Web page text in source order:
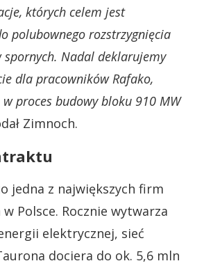
których celem jest
polubownego rozstrzygnięcia
spornych. Nadal deklarujemy
dla pracowników Rafako,
proces budowy bloku 910 MW
Zimnoch.
jedna z największych firm
Polsce. Rocznie wytwarza
elektrycznej, sieć
dociera do ok. 5,6 mln